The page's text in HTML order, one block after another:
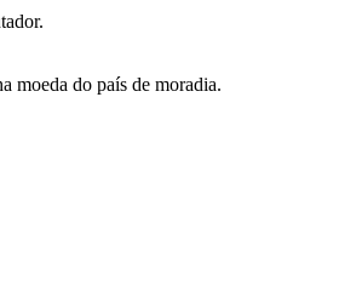
moeda do país de moradia.